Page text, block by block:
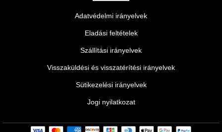
Adatvédelmi irányelvek
Eladási feltételek
Szállítási irányelvek
Visszaküldési és visszatérítési irányelvek
Sütikezelési irányelvek
Jogi nyilatkozat